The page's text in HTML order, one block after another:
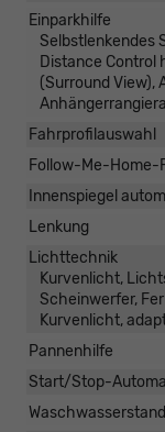
Einparkhilfe
Selbstlenkendes
Distance Control
(Surround View),
Fahrprofilauswahl
Follow-Me-Home-
Innenspiegel
Lenkung
Lichttechnik
Kurvenlicht,
Scheinwerfer,
Kurvenlicht,
Pannenhilfe
Start/Stop-